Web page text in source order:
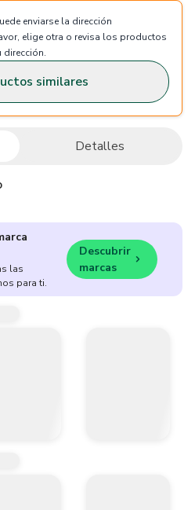
enviarse la dirección
elige otra o revisa los productos
similares
Detalles
las
para ti.
Descubrir
marcas